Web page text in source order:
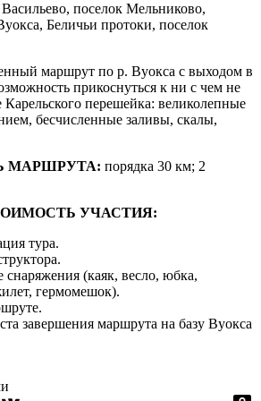
поселок Мельниково,
Беличьи протоки, поселок
маршрут по р. Вуокса с выходом в
прикоснуться к ни с чем не
перешейка: великолепные
бесчисленные заливы, скалы,
МАРШРУТА: порядка 30 км; 2
УЧАСТИЯ:
тура.
снаряжения (каяк, весло, юбка,
гермомешок).
завершения маршрута на базу Вуокса